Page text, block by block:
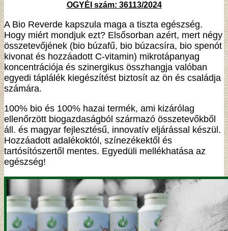
OGYÉI szám: 36113/2024
A Bio Reverde kapszula maga a tiszta egészség.
Hogy miért mondjuk ezt? Elsősorban azért, mert négy
összetevőjének (bio búzafű, bio búzacsíra, bio spenót
kivonat és hozzáadott C-vitamin) mikrotápanyag
koncentrációja és szinergikus összhangja valóban
egyedi táplálék kiegészítést biztosít az ön és családja
számára.
100% bio és 100% hazai termék, ami kizárólag
ellenőrzött biogazdaságból származó összetevőkből
áll. és magyar fejlesztésű, innovatív eljárással készül.
Hozzáadott adalékoktól, színezékektől és
tartósítószertől mentes. Egyedüli mellékhatása az
egészség!